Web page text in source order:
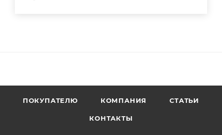
ПОКУПАТЕЛЮ КОМПАНИЯ СТАТЬИ
КОНТАКТЫ